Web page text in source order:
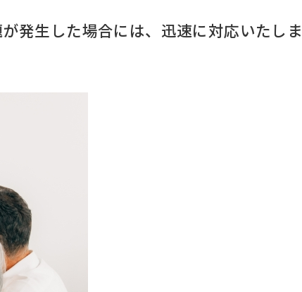
発生した場合には、迅速に対応いたしま